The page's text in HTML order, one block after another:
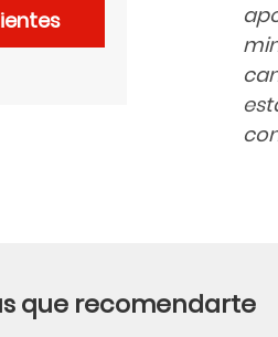
que recomendarte